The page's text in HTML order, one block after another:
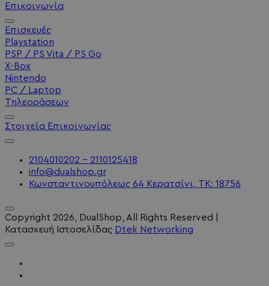
Επικοινωνία
Επισκευές
Playstation
PSP / PS Vita / PS Go
X-Box
Nintendo
PC / Laptop
Τηλεοράσεων
Στοιχεία Επικοινωνίας
2104010202 - 2110125418
info@dualshop.gr
Κωνσταντινουπόλεως 64 Κερατσίνι, ΤΚ: 18756
Copyright 2026 , DualShop, All Rights Reserved
Κατασκευή Ιστοσελίδας Dtek Networking